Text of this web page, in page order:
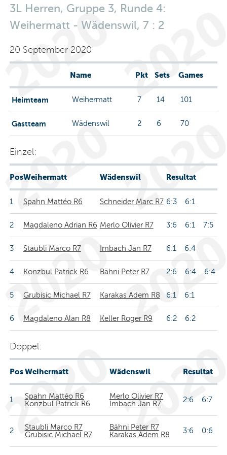
3L Herren, Gruppe 3, Runde 4:
Weihermatt - Wädenswil, 7 : 2
20 September 2020
Name Pkt Sets Games
Heimteam Weihermatt 7 14 101
Gastteam Wädenswil 2 6 70
Einzel:
PosWeihermatt Wädenswil Resultat
1 Spahn Mattéo R6 Schneider Marc R7 6:3 6:1
2 Magdaleno Adrian R6 Merlo Olivier R7 3:6 6:1 7:5
3 Staubli Marco R7 Imbach Jan R7 6:1 6:4
4 Konzbul Patrick R6 Bähni Peter R7 2:6 6:4 6:4
5 Grubisic Michael R7 Karakas Adem R8 6:1 6:1
6 Magdaleno Alan R8 Keller Roger R9 6:2 6:2
Doppel:
PosWeihermatt Wädenswil Resultat
1
Spahn Mattéo R6
Konzbul Patrick R6
Merlo Olivier R7
Imbach Jan R7
2:6 6:7
2
Staubli Marco R7
Grubisic Michael R7
Bähni Peter R7
Karakas Adem R8
3:6 0:6